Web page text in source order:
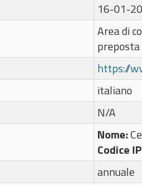
16-01-
Area di
preposta
https://
italiano
N/A
Nome:
Codice
annuale